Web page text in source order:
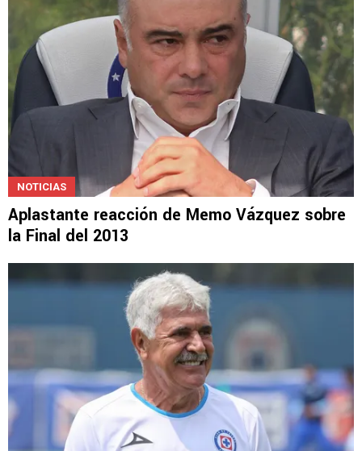
NOTICIAS
Aplastante reacción de Memo Vázquez sobre
la Final del 2013